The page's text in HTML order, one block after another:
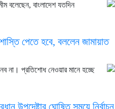
বলেছেন, বাংলাদেশ যতদিন
পেতে হবে, বললেন জামায়াত
না। প্রতিশোধ নেওয়ার মানে হচ্ছে
উপদেষ্টার ঘোষিত সময়ে নির্বাচন